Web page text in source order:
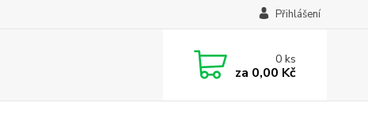
Přihlášení
0ks
za 0,00 Kč